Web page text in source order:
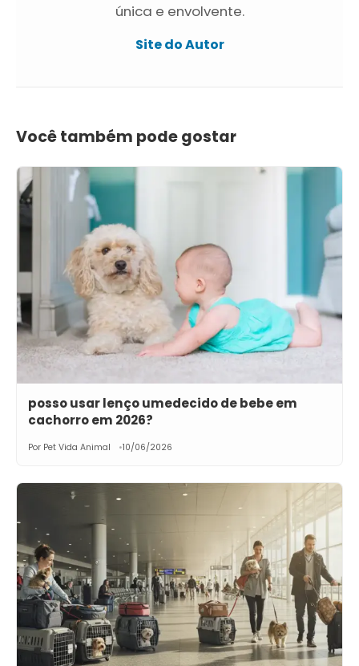
única e envolvente.
Site do Autor
Você também pode gostar
posso usar lenço umedecido de bebe em
cachorro em 2026?
Por Pet Vida Animal 10/06/2026